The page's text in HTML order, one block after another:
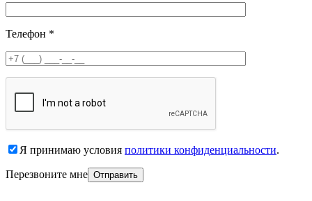
Телефон *
Я принимаю условия политики конфиденциальности.
Перезвоните мне